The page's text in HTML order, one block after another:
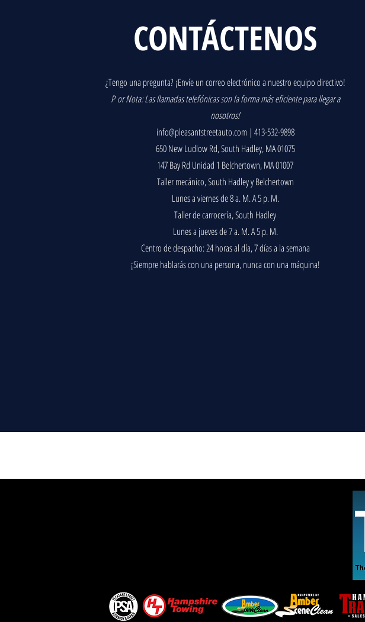
CONTÁCTENOS
¿Tengo una pregunta? ¡Envíe un correo electrónico a nuestro equipo directivo!
P or Nota: Las llamadas telefónicas son la forma más eficiente para llegar a
nosotros!
info@pleasantstreetauto.com | 413-532-9898
650 New Ludlow Rd, South Hadley, MA 01075
147 Bay Rd Unidad 1 Belchertown, MA 01007
Taller mecánico, South Hadley y Belchertown
Lunes a viernes de 8 a. M. A 5 p. M.
Taller de carrocería, South Hadley
Lunes a jueves de 7 a. M. A 5 p. M.
Centro de despacho: 24 horas al día, 7 días a la semana
¡Siempre hablarás con una persona, nunca con una máquina!